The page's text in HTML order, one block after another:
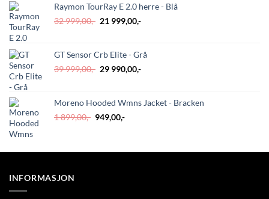
5
499,00,-.
4
699,00,-.
Raymon TourRay E 2.0 herre - Blå
32 999,00,- Opprinnelig
32
999,00,-.
21 999,00,-Nåværende
21
GT Sensor Crb Elite - Grå
39 999,00,- Opprinnelig
39
999,00,-.
29 990,00,-Nåværende
29
Moreno Hooded Wmns Jacket - Bracken
1 899,00,- Opprinnelig
1
949,00,-Nåværende
949,00,-.
INFORMASJON